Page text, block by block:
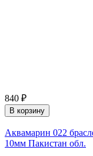
840 ₽
В корзину
Аквамарин 022
10мм Пакистан обл.